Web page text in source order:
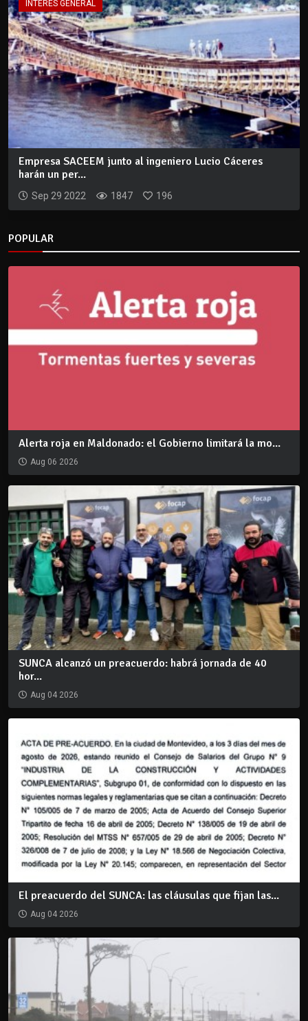
INTERÉS GENERAL
Empresa SACEEM junto al ingeniero Lucio Cáceres
harán un per...
Sep 29 2022 1847 196
POPULAR
Alerta roja en Maldonado: el Gobierno limitará la mo...
Aug 06 2026
SUNCA alcanzó un preacuerdo: habrá jornada de 40
hor...
Aug 04 2026
El preacuerdo del SUNCA: las cláusulas que fijan las...
Aug 04 2026